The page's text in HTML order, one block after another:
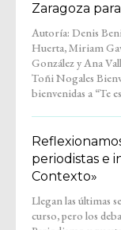
Zaragoza
Autoría: Denis
Huerta, Miriam
González y Ana Valle
Toñi Nogales Bienvenidos y
bienvenidas a “Te
Voces de quienes
Zaragoza para
espacio tranquilo, hecho
escuchar sin prisas y
periodistas e
Contexto»
Llegan las últimas
curso, pero los
nuestro propio
#Entremedios.